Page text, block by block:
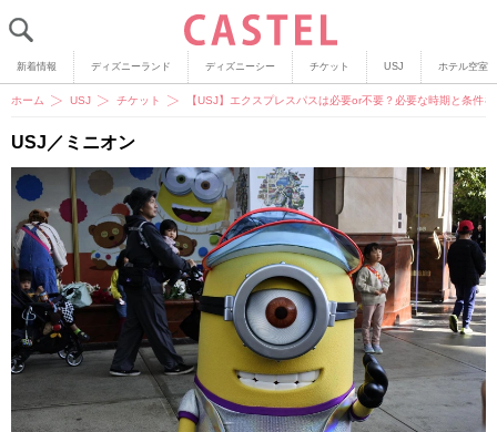
新着情報 ディズニーランド ディズニーシー チケット USJ ホテル空室
ホーム USJ チケット 【USJ】エクスプレスパスは必要or不要？必要な時期と条件
USJ／ミニオン